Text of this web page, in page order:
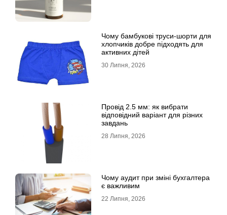
Чому бамбукові труси-шорти для
хлопчиків добре підходять для
активних дітей
30 Липня, 2026
Провід 2.5 мм: як вибрати
відповідний варіант для різних
завдань
28 Липня, 2026
Чому аудит при зміні бухгалтера
є важливим
22 Липня, 2026